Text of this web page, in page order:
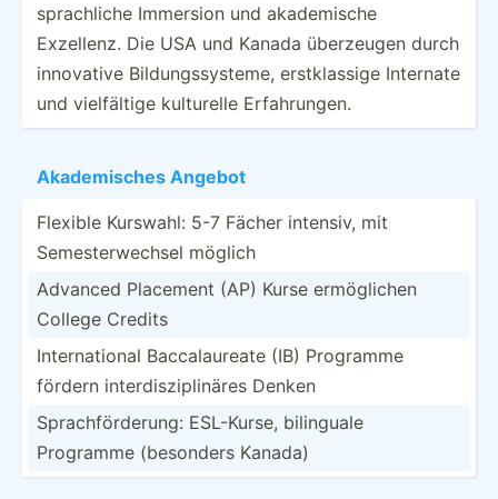
sprach­liche Immersion und akadem­ische
Exzellenz. Die USA und Kanada überzeugen durch
innovative Bildun­gss­ysteme, erstkl­assige Internate
und vielfä­ltige kulturelle Erfahr­ungen.
Akadem­isches Angebot
Flexible Kurswahl: 5-7 Fächer intensiv, mit
Semest­erw­echsel möglich
Advanced Placement (AP) Kurse ermögl­ichen
College Credits
Intern­ational Baccal­aureate (IB) Programme
fördern interd­isz­ipl­inäres Denken
Sprach­för­derung: ESL-Kurse, bilinguale
Programme (besonders Kanada)